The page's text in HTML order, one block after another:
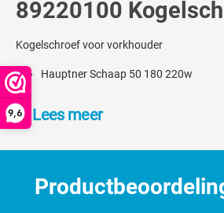
9,6
89220100
Kogelschroef voor vorkhouder
Hauptner Schaap 50 180 220w
Lees meer